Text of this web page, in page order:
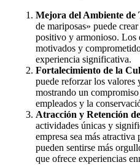
Mejora del Ambiente de
de mariposas» puede
positivo y armonioso. Los
motivados y
experiencia significativa.
Fortalecimiento de la
puede reforzar los valores
mostrando un
empleados y la
Atracción y Retención
actividades únicas y
empresa sea más
pueden sentirse más
que ofrece experiencias